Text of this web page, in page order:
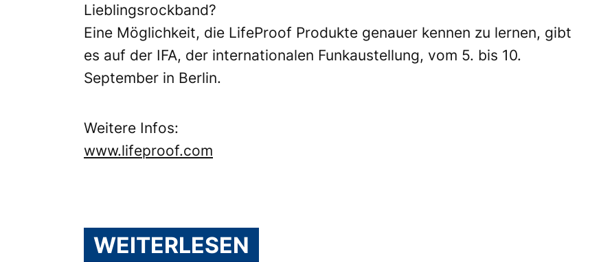
Lieblingsrockband?
Eine Möglichkeit, die LifeProof Produkte genauer kennen zu lernen, gibt
es auf der IFA, der internationalen Funkaustellung, vom 5. bis 10.
September in Berlin.
Weitere Infos:
www.lifeproof.com
WEITERLESEN